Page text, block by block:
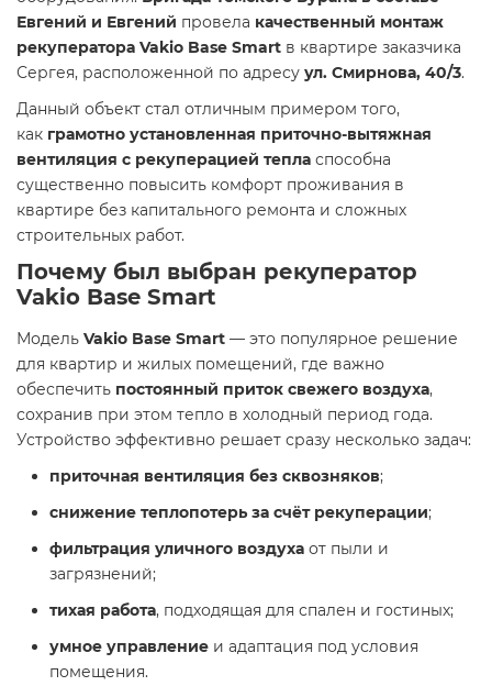
Евгений и Евгений провела качественный монтаж
рекуператора Vakio Base Smart в квартире заказчика
Сергея, расположенной по адресу ул. Смирнова, 40/3.
Данный объект стал отличным примером того,
как грамотно установленная приточно-вытяжная
вентиляция с рекуперацией тепла способна
существенно повысить комфорт проживания в
квартире без капитального ремонта и сложных
строительных работ.
Почему был выбран рекуператор
Vakio Base Smart
Модель Vakio Base Smart — это популярное решение
для квартир и жилых помещений, где важно
обеспечить постоянный приток свежего воздуха,
сохранив при этом тепло в холодный период года.
Устройство эффективно решает сразу несколько задач:
приточная вентиляция без сквозняков;
снижение теплопотерь за счёт рекуперации;
фильтрация уличного воздуха от пыли и
загрязнений;
тихая работа, подходящая для спален и гостиных;
умное управление и адаптация под условия
помещения.